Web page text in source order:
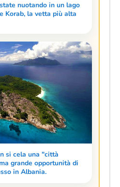
nuotando in un lago
Korab, la vetta più alta
si cela una "città
grande opportunità di
in Albania.